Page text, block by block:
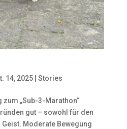
14, 2025| Stories
zum „Sub-3-Marathon“
gut – sowohl für den
Moderate Bewegung